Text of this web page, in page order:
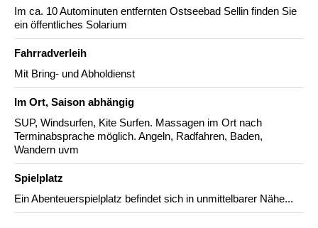
Im ca. 10 Autominuten entfernten Ostseebad Sellin finden Sie
ein öffentliches Solarium
Fahrradverleih
Mit Bring- und Abholdienst
Im Ort, Saison abhängig
SUP, Windsurfen, Kite Surfen. Massagen im Ort nach
Terminabsprache möglich. Angeln, Radfahren, Baden,
Wandern uvm
Spielplatz
Ein Abenteuerspielplatz befindet sich in unmittelbarer Nähe...